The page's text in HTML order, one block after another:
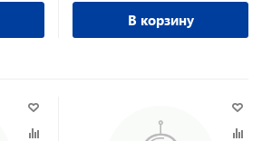
В корзину